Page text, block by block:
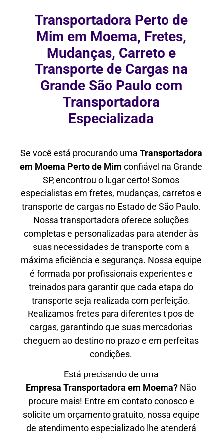
Transportadora Perto de
Mim em Moema, Fretes,
Mudanças, Carreto e
Transporte de Cargas na
Grande São Paulo com
Transportadora
Especializada
Se você está procurando uma Transportadora
em Moema Perto de Mim confiável na Grande
SP, encontrou o lugar certo! Somos
especialistas em fretes, mudanças, carretos e
transporte de cargas no Estado de São Paulo.
Nossa transportadora oferece soluções
completas e personalizadas para atender às
suas necessidades de transporte com a
máxima eficiência e segurança. Nossa equipe
é formada por profissionais experientes e
treinados para garantir que cada etapa do
transporte seja realizada com perfeição.
Realizamos fretes para diferentes tipos de
cargas, garantindo que suas mercadorias
cheguem ao destino no prazo e em perfeitas
condições.
Está precisando de uma
Empresa Transportadora em Moema? Não
procure mais! Entre em contato conosco e
solicite um orçamento gratuito, nossa equipe
de atendimento especializado lhe atenderá